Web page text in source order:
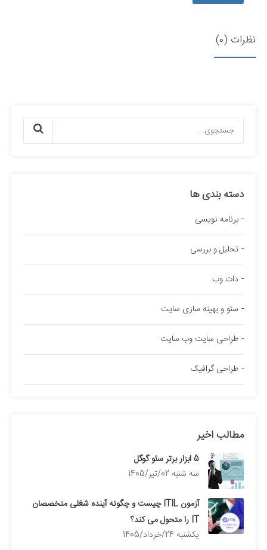
نظرات (0)
دسته بندی ها
برنامه نویسی
تحلیل و بررسی
دات وب
سئو و بهینه سازی سایت
طراحی سایت وب سایت
طراحی گرافیک
مطالب اخیر
5 ابزار برتر سئو گوگل
سه شنبه 02/تیر/1405
آزمون ITIL چیست و چگونه آینده شغلی متخصصان
IT را متحول می کند؟
يكشنبه 24/خرداد/1405